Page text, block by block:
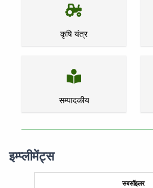
कृषि यंत्र
सम्पादकीय
इम्प्लीमेंट्स
सबसॉइलर